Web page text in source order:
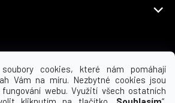
cookies, které nám pomáhají
Vám na míru. Nezbytné cookies jsou
webu. Využití všech ostatních
dopravy